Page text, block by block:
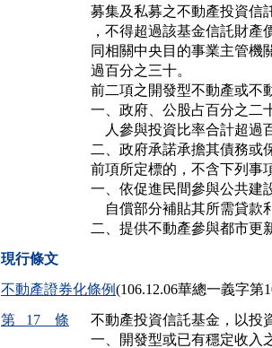
募集及私募之不動產投資信
，不得超過該基金信託財
同相關中央目的事業主管機
過百分之三十。
前二項之開發型不動產或不
一、政府、公股占百分之二
人參與投資比率合計超過
二、政府承諾承擔其債務或
前項所定標的，不含下列事
一、依促進民間參與公共建
自償部分補貼其所需貸
二、提供不動產參與都市更
現行條文
不動產證券化條例(106.12.06華總一義字第
第 17 條
不動產投資信託基金，以投
一、開發型或已有穩定收入